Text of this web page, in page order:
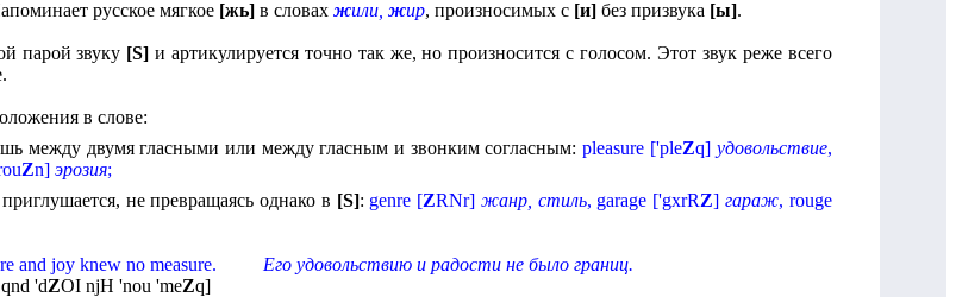
русское мягкое [жь]в словах жили, жир, произносимых с [и]без призвука [ы].
парой звуку [S] и артикулируется точно так же, но произносится с голосом. Этот звук реже всего
в слове:
между двумя гласными или между гласным и звонким согласным:pleasure ['pleZq] удовольствие,
Zn] эрозия;
не превращаясь однако в [S]: genre [ZRNr] жанр, стиль, garage ['gxrRZ] гараж, rouge
and joy knew no measure.
'dZOI njH 'nou 'meZq]
Его удовольствию и радости не было границ.